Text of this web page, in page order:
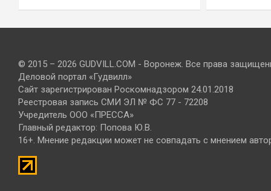
© 2015 – 2026 GUDVILL.COM - Воронеж. Все права
Деловой портал «Гудвилл»
Сайт зарегистрирован Роскомнадзором 24.01.2018
Реестровая запись СМИ ЭЛ № ФС 77 - 72208
Учредитель ООО «ПРЕССА»
Главный редактор: Попова Ю.В.
16+. Мнение редакции может не совпадать с мнением